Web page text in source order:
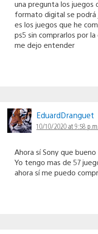
una pregunta los juegos
formato digital se podrá
es los juegos que he
ps5 sin comprarlos por
me dejo entender
EduardDranguet
10/10/2020 at 9:58 p.m.
Ahora sí Sony que
Yo tengo mas de 57
ahora sí me puedo